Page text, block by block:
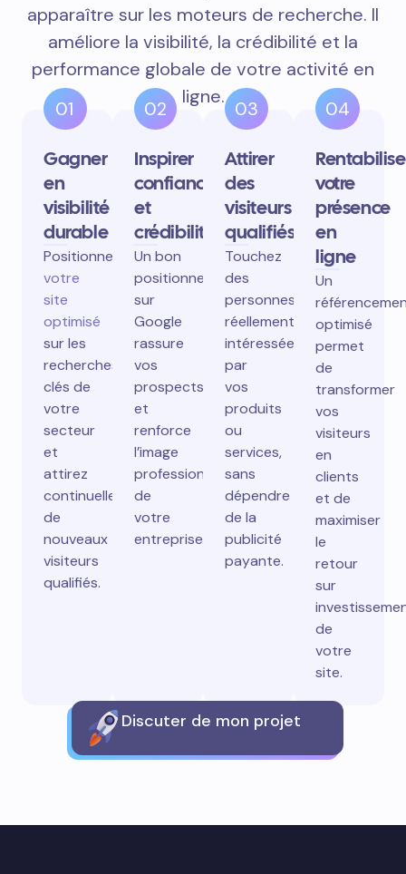
apparaître sur les moteurs de recherche. Il
améliore la visibilité, la crédibilité et la
performance globale de votre activité en
ligne.
01
Gagner
en
visibilité
durable
Positionnez
votre
site
optimisé
sur les
recherches
clés de
votre
secteur
et
attirez
continuellement
de
nouveaux
visiteurs
qualifiés.
02
Inspirer
confiance
et
crédibilité
Un bon
positionnement
sur
Google
rassure
vos
prospects
et
renforce
l’image
professionnelle
de
votre
entreprise.
03
Attirer
des
visiteurs
qualifiés
Touchez
des
personnes
réellement
intéressées
par
vos
produits
ou
services,
sans
dépendre
de la
publicité
payante.
04
votre
présence
en
ligne
Un
optimisé
permet
de
transformer
vos
visiteurs
en
clients
et de
maximiser
le
retour
sur
de
votre
site.
Discuter de mon projet